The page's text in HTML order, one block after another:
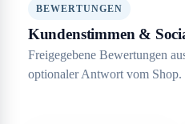
BEWERTUNGEN
Kundenstimmen &
Freigegebene Bewertungen
optionaler Antwort vom Shop.